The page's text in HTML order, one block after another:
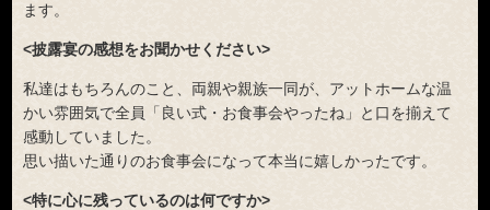
ます。
<披露宴の感想をお聞かせください>
私達はもちろんのこと、両親や親族一同が、アットホームな温
かい雰囲気で全員「良い式・お食事会やったね」と口を揃えて
感動していました。
思い描いた通りのお食事会になって本当に嬉しかったです。
<特に心に残っているのは何ですか>